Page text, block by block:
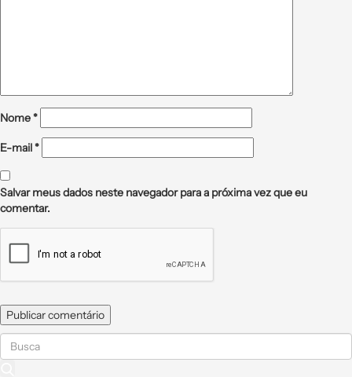
Nome*
E-mail*
Salvar meus dados neste navegador para a próxima vez que eu
comentar.